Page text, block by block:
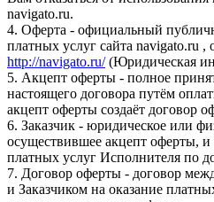
navigato.ru.
4. Оферта - официальный
платных услуг сайта navigato.ru
http://navigato.ru/(Юридическая
5. Акцепт оферты - полное
настоящего договора путём
акцепт оферты создаёт договор
6. Заказчик - юридическое или
осуществившее акцепт оферты,
платных услуг Исполнителя по
7. Договор оферты - договор
и Заказчиком на оказание